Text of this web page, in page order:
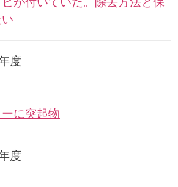
度
に突起物
度